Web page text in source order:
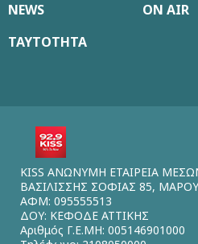
NEWS ON AIR
ΤΑΥΤΟΤΗΤΑ
KISS ΑΝΩΝΥΜΗ ΕΤΑΙΡΕΙΑ
ΒΑΣΙΛΙΣΣΗΣ ΣΟΦΙΑΣ 85,
ΑΦΜ: 095555513
ΔΟΥ: ΚΕΦΟΔΕ ΑΤΤΙΚΗΣ
Αριθμός Γ.Ε.ΜΗ: 005146901000